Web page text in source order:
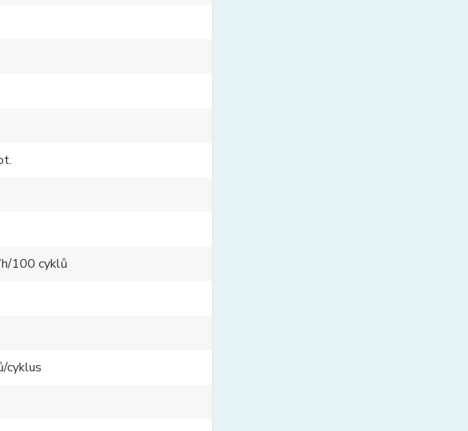
100 cyklů
cyklus